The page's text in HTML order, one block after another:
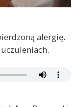
alergię.